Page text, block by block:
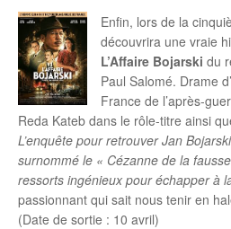
Enfin, lors de la
découvrira une vraie
L’Affaire Bojarski du
Paul Salomé. Drame
France de l’après-
Reda Kateb dans le rôle-titre ainsi
L’enquête pour retrouver Jan
surnommé le « Cézanne de la
ressorts ingénieux pour échapper à
passionnant qui sait nous tenir en
(Date de sortie : 10 avril)